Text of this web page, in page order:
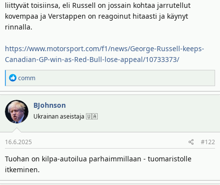
liittyvät toisiinsa, eli Russell on jossain kohtaa jarrutellut
kovempaa ja Verstappen on reagoinut hitaasti ja käynyt
rinnalla.
https://www.motorsport.com/f1/news/George-Russell-keeps-
Canadian-GP-win-as-Red-Bull-lose-appeal/10733373/
R
e
a
k
t
i
o
t
comm
BJohnson
Ukrainan aseistaja 🇺🇦
16.6.2025 #122
Tuohan on kilpa-autoilua parhaimmillaan - tuomaristolle
itkeminen.